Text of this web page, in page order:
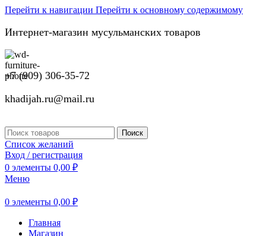
Перейти к навигации Перейти к основному содержимому
Интернет-магазин мусульманских товаров
+7 (909) 306-35-72
khadijah.ru@mail.ru
Поиск
Список желаний
Вход / регистрация
0 элементы 0,00 ₽
Меню
0 элементы 0,00 ₽
Главная
Магазин